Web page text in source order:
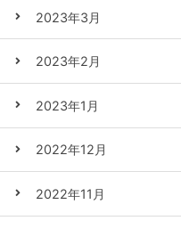
2023年3月
2023年2月
2023年1月
2022年12月
2022年11月